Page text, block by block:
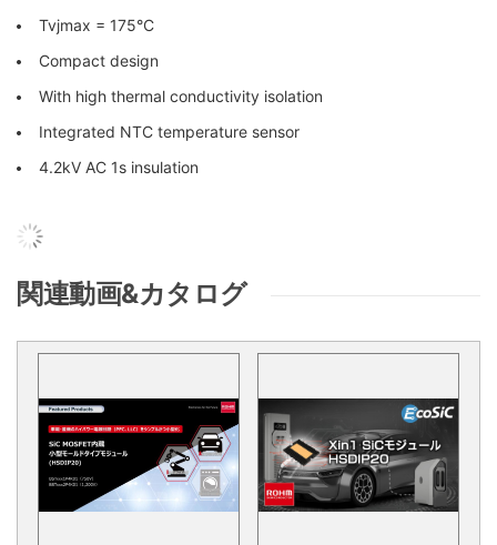
Tvjmax = 175°C
Compact design
With high thermal conductivity isolation
Integrated NTC temperature sensor
4.2kV AC 1s insulation
関連動画&カタログ